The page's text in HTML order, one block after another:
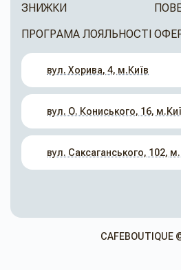
ЗНИЖКИ
ПРОГРАМА ЛОЯЛЬНОСТІ
вул. Хорива, 4, м.Київ
вул. О. Кониського, 16,
вул. Саксаганського, 102,
CAFEBOUTIQUE